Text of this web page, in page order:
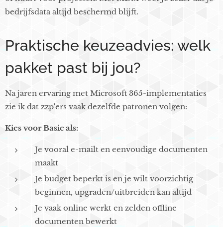
bedrijfsdata altijd beschermd blijft.
Praktische keuzeadvies: welk
pakket past bij jou?
Na jaren ervaring met Microsoft 365-implementaties
zie ik dat zzp'ers vaak dezelfde patronen volgen:
Kies voor Basic als:
Je vooral e-mailt en eenvoudige documenten
maakt
Je budget beperkt is en je wilt voorzichtig
beginnen, upgraden/uitbreiden kan altijd
Je vaak online werkt en zelden offline
documenten bewerkt